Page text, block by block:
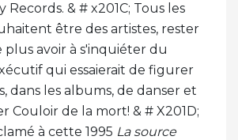
Records. & # x201C; Tous les
être des artistes, rester
plus avoir à s'inquiéter du
qui essaierait de figurer
dans les albums, de danser et
Couloir de la mort! & # X201D;
à cette 1995 La source